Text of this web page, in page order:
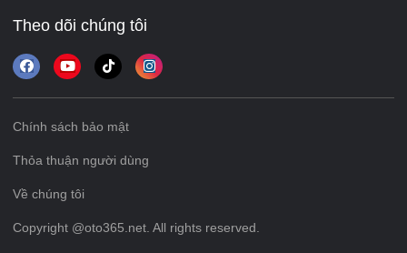
Theo dõi chúng tôi
Chính sách bảo mật
Thỏa thuận người dùng
Về chúng tôi
Copyright @oto365.net. All rights reserved.